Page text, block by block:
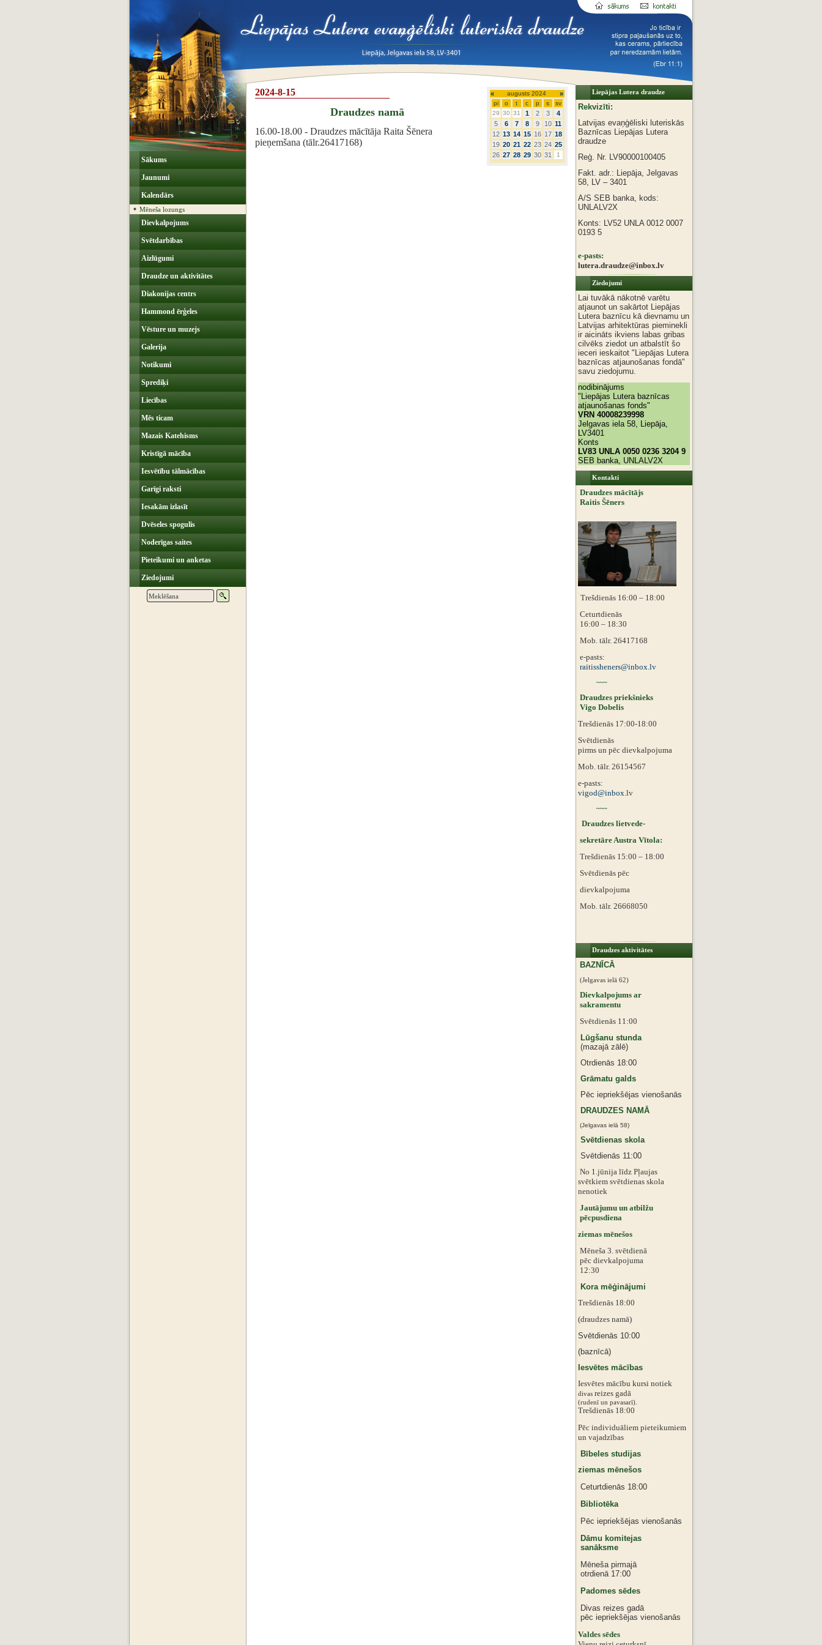
Sākums
Jaunumi
Kalendārs
Mēneša lozungs
Dievkalpojums
Svētdarbības
Aizlūgumi
Draudze un aktivitātes
Diakonijas centrs
Hammond ērģeles
Vēsture un muzejs
Galerija
Notikumi
Sprediķi
Liecības
Mēs ticam
Mazais Katehisms
Kristīgā mācība
Iesvētību tālmācības
Garīgi raksti
Iesakām izlasīt
Dvēseles spogulis
Noderīgas saites
Pieteikumi un anketas
Ziedojumi
« augusts 2024 »
pi o t c p s
sv
29 30 31 1 2 3
4
5
6 7 8 9 10 11
12 13 14 15 16 17 18
19 20 21 22 23 24 25
26 27 28 29 30 31 1
2024-8-15
Draudzes namā
16.00-18.00 - Draudzes mācītāja Raita Šēnera
pieņemšana (tālr.26417168)
Liepājas Lutera draudze
Rekvizīti:
Latvijas evaņģēliski luteriskās
Baznīcas Liepājas Lutera
draudze
Reģ. Nr. LV90000100405
Fakt. adr.: Liepāja, Jelgavas
58, LV – 3401
A/S SEB banka, kods:
UNLALV2X
Konts: LV52 UNLA 0012 0007
0193 5
e-pasts:
lutera.draudze@inbox.lv
Ziedojumi
Lai tuvākā nākotnē varētu
atjaunot un sakārtot Liepājas
Lutera baznīcu kā dievnamu un
Latvijas arhitektūras pieminekli
ir aicināts ikviens labas gribas
cilvēks ziedot un atbalstīt šo
ieceri ieskaitot "Liepājas Lutera
baznīcas atjaunošanas fondā"
savu ziedojumu.
nodibinājums
"Liepājas Lutera baznīcas
atjaunošanas fonds"
VRN 40008239998
Jelgavas iela 58, Liepāja,
LV3401
Konts
LV83 UNLA 0050 0236 3204 9
SEB banka, UNLALV2X
Kontakti
Draudzes mācītājs
Raitis Šēners
Trešdienās 16:00 – 18:00
Ceturtdienās
16:00 – 18:30
Mob. tālr. 26417168
e-pasts:
raitissheners@inbox.lv
~~~
Draudzes priekšnieks
Vigo Dobelis
Trešdienās 17:00-18:00
Svētdienās
pirms un pēc dievkalpojuma
Mob. tālr. 26154567
e-pasts:
vigod@inbox.lv
~~~
Draudzes lietvede-
sekretāre Austra Vītola:
Trešdienās 15:00 – 18:00
Svētdienās pēc
dievkalpojuma
Mob. tālr. 26668050
Draudzes aktivitātes
BAZNĪCĀ
(Jelgavas ielā 62)
Dievkalpojums ar
sakramentu
Svētdienās 11:00
Lūgšanu stunda
(mazajā zālē)
Otrdienās 18:00
Grāmatu galds
Pēc iepriekšējas vienošanās
DRAUDZES NAMĀ
(Jelgavas ielā 58)
Svētdienas skola
Svētdienās 11:00
No 1.jūnija līdz Pļaujas
svētkiem svētdienas skola
nenotiek
Jautājumu un atbilžu
pēcpusdiena
ziemas mēnešos
Mēneša 3. svētdienā
pēc dievkalpojuma
12:30
Kora mēģinājumi
Trešdienās 18:00
(draudzes namā)
Svētdienās 10:00
(baznīcā)
Iesvētes mācības
Iesvētes mācību kursi notiek
divas reizes gadā
‌‌(rudenī un pavasarī).
Trešdienās 18:00
Pēc individuāliem pieteikumiem
‌un vajadzības
Bībeles studijas
ziemas mēnešos
Ceturtdienās 18:00
Bibliotēka
Pēc iepriekšējas vienošanās
Dāmu komitejas
sanāksme
Mēneša pirmajā
otrdienā 17:00
Padomes sēdes
Divas reizes gadā
pēc iepriekšējas vienošanās
‌Valdes sēdes